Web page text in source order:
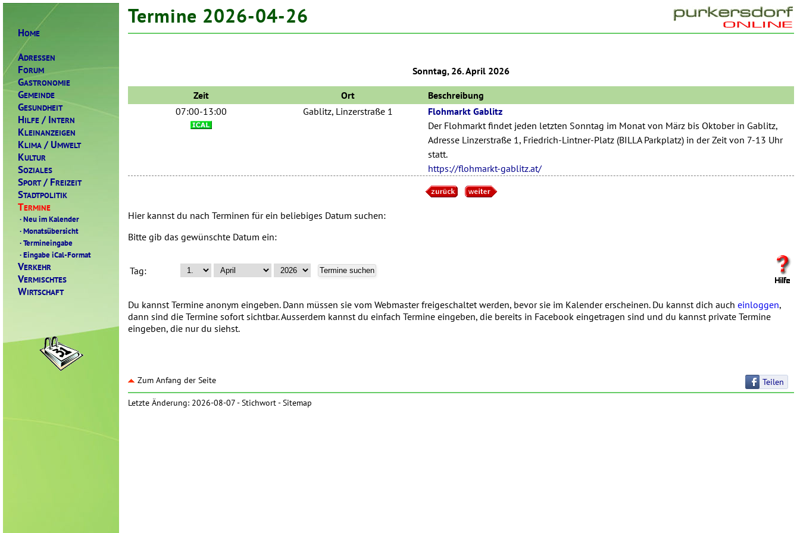
HOME
ADRESSEN
FORUM
GASTRONOMIE
GEMEINDE
GESUNDHEIT
HILFE / INTERN
KLEINANZEIGEN
KLIMA / UMWELT
KULTUR
SOZIALES
SPORT/ FREIZEIT
STADTPOLITIK
TERMINE
·Neu im Kalender
·Monatsübersicht
·Termineingabe
·Eingabe iCal-Format
VERKEHR
VERMISCHTES
WIRTSCHAFT
Termine 2026-04-26
Sonntag, 26. April 2026
Zeit Ort
Beschreibung
07:00-13:00
Gablitz, Linzerstraße 1
Flohmarkt Gablitz
Der Flohmarkt findet jeden letzten Sonntag im Monat von März bis Oktober in Gablitz,
Adresse Linzerstraße 1, Friedrich-Lintner-Platz (BILLA Parkplatz) in der Zeit von 7-13 Uhr
statt.
https://flohmarkt-gablitz.at/
Hier kannst du nach Terminen für ein beliebiges Datum suchen:
Bitte gib das gewünschte Datum ein:
Tag:
Du kannst Termine anonym eingeben. Dann müssen sie vom Webmaster freigeschaltet werden, bevor sie im Kalender erscheinen. Du kannst dich auch einloggen,
dann sind die Termine sofort sichtbar. Ausserdem kannst du einfach Termine eingeben, die bereits in Facebook eingetragen sind und du kannst private Termine
eingeben, die nur du siehst.
Teilen
Zum Anfang der Seite
Letzte Änderung: 2026-08-07 -Stichwort-Sitemap